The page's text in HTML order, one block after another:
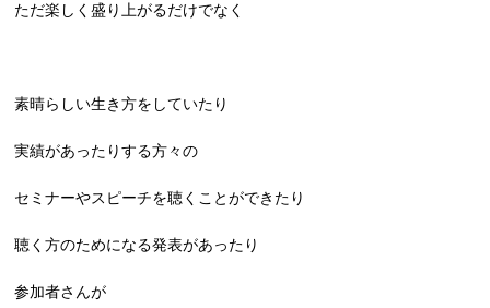
ただ楽しく盛り上がるだけでなく
素晴らしい生き方をしていたり
実績があったりする方々の
セミナーやスピーチを聴くことができたり
聴く方のためになる発表があったり
参加者さんが